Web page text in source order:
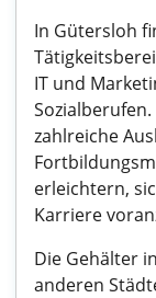
In Gütersloh
IT und
zahlreiche
erleichtern,
Karriere
Die Gehälter
anderen